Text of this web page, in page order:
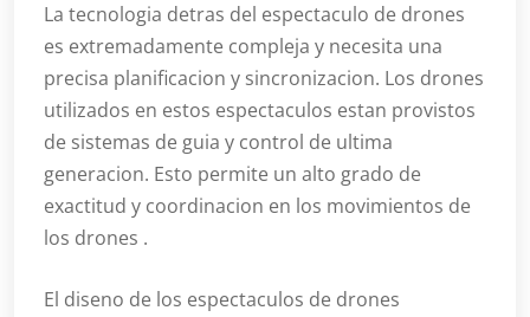
La tecnologia detras del espectaculo de drones
es extremadamente compleja y necesita una
precisa planificacion y sincronizacion. Los drones
utilizados en estos espectaculos estan provistos
de sistemas de guia y control de ultima
generacion. Esto permite un alto grado de
exactitud y coordinacion en los movimientos de
los drones .
El diseno de los espectaculos de drones